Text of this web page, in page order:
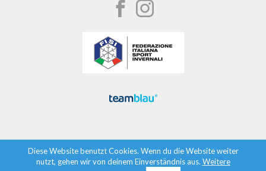
Diese Website benutzt Cookies. Wenn du die Website weiter
nutzt, gehen wir von deinem Einverständnis aus. Weitere